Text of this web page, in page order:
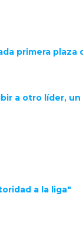
primera plaza
a otro líder, un
a la liga"